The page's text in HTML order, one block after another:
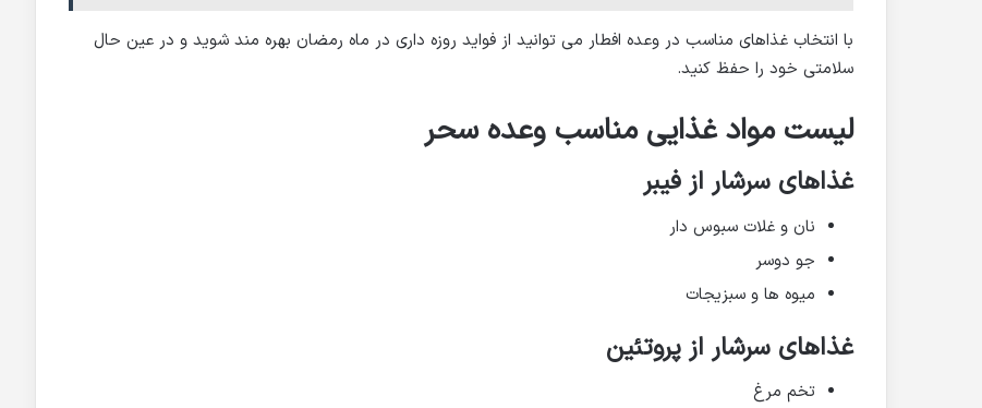
با انتخاب غذاهای مناسب در وعده افطار می توانید از فواید روزه داری در ماه رمضان بهره مند شوید و در عین حال
سلامتی خود را حفظ کنید.
لیست مواد غذایی مناسب وعده سحر
غذاهای سرشار از فیبر
نان و غلات سبوس دار
جو دوسر
میوه ها و سبزیجات
غذاهای سرشار از پروتئین
تخم مرغ